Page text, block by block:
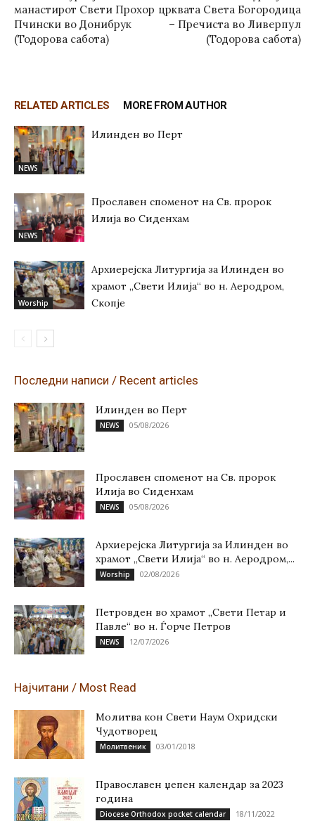
манастирот Свети Прохор
Пчински во Донибрук
(Тодорова сабота)
црквата Света Богородица
– Пречиста во Ливерпул
(Тодорова сабота)
RELATED ARTICLES MORE FROM AUTHOR
NEWS
Илинден во Перт
NEWS
Прославен споменот на Св. пророк
Илија во Сиденхам
Worship
Архиерејска Литургија за Илинден во
храмот „Свети Илија“ во н. Аеродром,
Скопје
Последни написи / Recent articles
Илинден во Перт
NEWS 05/08/2026
Прославен споменот на Св. пророк
Илија во Сиденхам
NEWS 05/08/2026
Архиерејска Литургија за Илинден во
храмот „Свети Илија“ во н. Аеродром,...
Worship 02/08/2026
Петровден во храмот „Свети Петар и
Павле“ во н. Ѓорче Петров
NEWS 12/07/2026
Најчитани / Most Read
Молитва кон Свети Наум Охридски
Чудотворец
Молитвеник 03/01/2018
Православен џепен календар за 2023
година
Diocese Orthodox pocket calendar 18/11/2022